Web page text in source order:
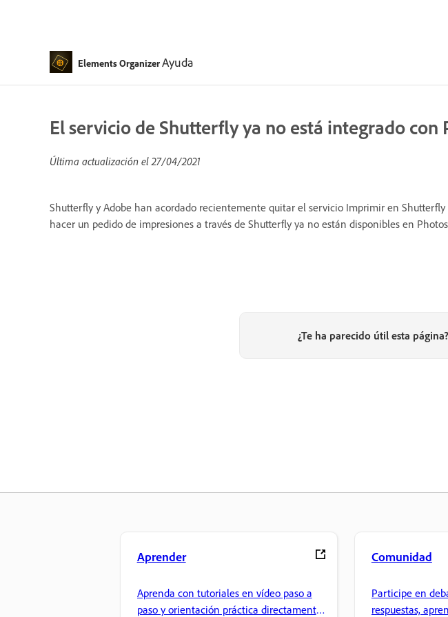
Elements OrganizerAyuda
El servicio de Shutterfly ya no está integrado con
Última actualización el27/04/2021
Shutterfly y Adobe han acordado recientemente quitar el servicio Imprimir en
hacer un pedido de impresiones a través de Shutterfly ya no están disponibles en
¿Te ha parecido útil esta página?
Aprender
Aprenda con tutoriales en vídeo paso a
paso y orientación práctica directamente
Comunidad
Participe en
respuestas,